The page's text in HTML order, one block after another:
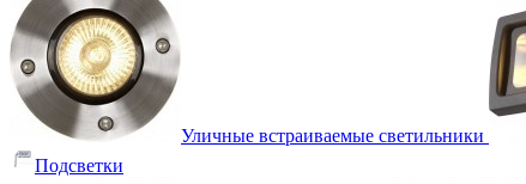
Уличные встраиваемые светильники
Подсветки